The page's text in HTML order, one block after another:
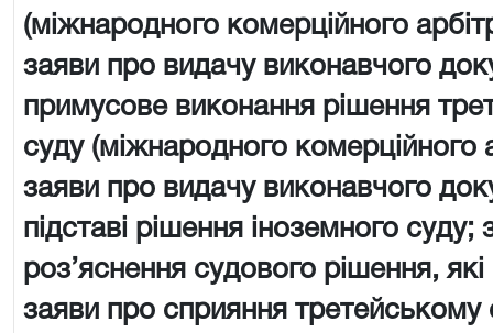
(міжнародного комерційного
заяви про видачу виконавчого
примусове виконання рішення
суду (міжнародного комерційного
заяви про видачу виконавчого
підставі рішення іноземного суду;
роз’яснення судового рішення,
заяви про сприяння третейському